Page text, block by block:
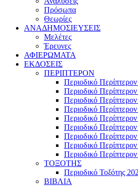
Πρόσωπα
Θεωρίες
ΑΝΑΔΗΜΟΣΙΕΥΣΕΙΣ
Μελέτες
Έρευνες
ΑΦΙΕΡΩΜΑΤΑ
ΕΚΔΟΣΕΙΣ
ΠΕΡΙΠΤΕΡΟΝ
Περιοδικό
Περιοδικό
Περιοδικό
Περιοδικό
Περιοδικό
Περιοδικό
Περιοδικό
Περιοδικό
Περιοδικό
ΤΟΞΟΤΗΣ
Περιοδικό Τοξότης
ΒΙΒΛΙΑ